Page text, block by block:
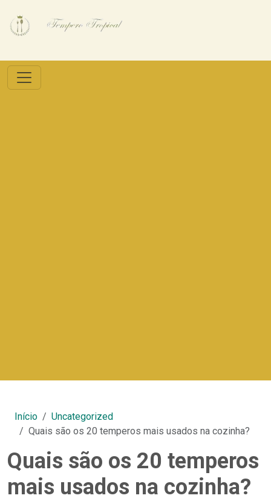
Início
Uncategorized
Quais são os 20 temperos mais usados na cozinha?
Quais são os 20 temperos
mais usados na cozinha?